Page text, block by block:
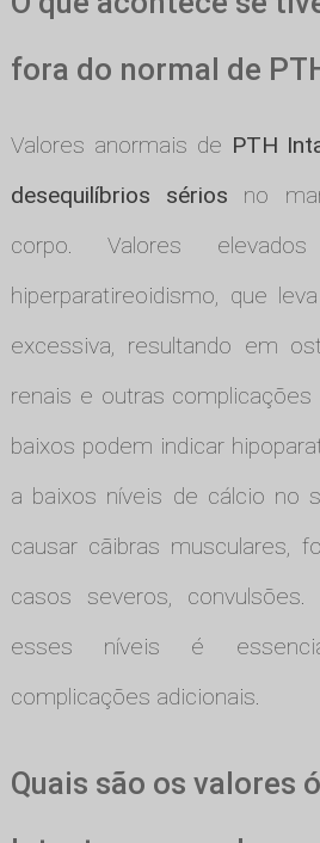
fora do normal de
Valores anormais de PTH
desequilíbrios sérios no
corpo. Valores
hiperparatireoidismo, que
excessiva, resultando em
renais e outras complicações
baixos podem indicar
a baixos níveis de cálcio no
causar cãibras musculares,
casos severos,
esses níveis é
complicações adicionais.
Quais são os valores